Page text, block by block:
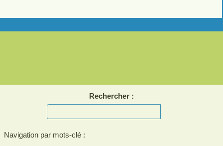
Rechercher :
Navigation par mots-clé :